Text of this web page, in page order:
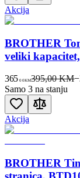
Akcija
BROTHER
veliki
365 00KM395,00 KM−
Samo 3 na stanju
Akcija
BROTHER